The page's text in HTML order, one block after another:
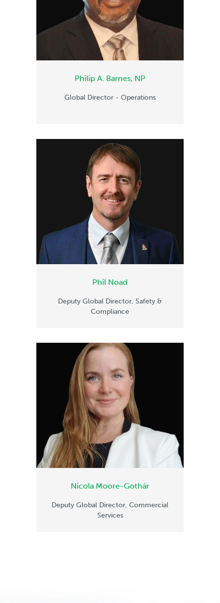
Philip A. Barnes, NP
Global Director - Operations
Phil Noad
Deputy Global Director, Safety &
Compliance
Nicola Moore-Gothár
Deputy Global Director, Commercial
Services